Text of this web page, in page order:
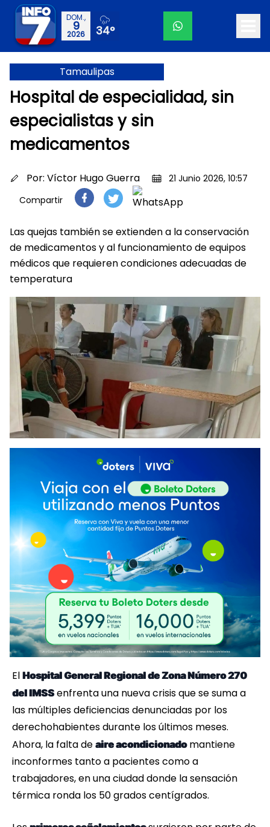
DOM.,
9
2026 34°
Tamaulipas
Hospital de especialidad, sin
especialistas y sin
medicamentos
Por: Víctor Hugo Guerra
21 Junio 2026, 10:57
Compartir
Las quejas también se extienden a la conservación
de medicamentos y al funcionamiento de equipos
médicos que requieren condiciones adecuadas de
temperatura
El Hospital General Regional de Zona Número 270
del IMSSenfrenta una nueva crisis que se suma a
las múltiples deficiencias denunciadas por los
derechohabientes durante los últimos meses.
Ahora, la falta de aire acondicionadomantiene
inconformes tanto a pacientes como a
trabajadores, en una ciudad donde la sensación
térmica ronda los 50 grados centígrados.